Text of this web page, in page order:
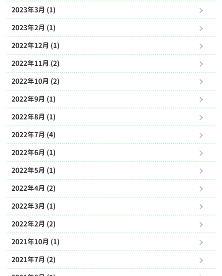
2023年3月 (1)
2023年2月 (1)
2022年12月 (1)
2022年11月 (2)
2022年10月 (2)
2022年9月 (1)
2022年8月 (1)
2022年7月 (4)
2022年6月 (1)
2022年5月 (1)
2022年4月 (2)
2022年3月 (1)
2022年2月 (2)
2021年10月 (1)
2021年7月 (2)